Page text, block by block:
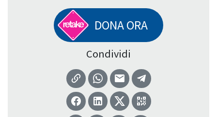
DONA ORA
Condividi